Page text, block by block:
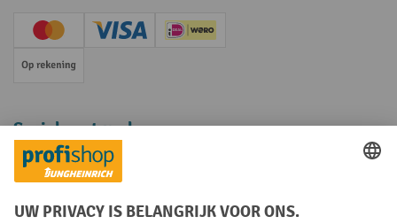
Creditcard (Master)Creditcard (Visa)iDEAL | Wero
Op rekening
Sociale netwerken
Facebook
YouTube
LinkedInInstagram